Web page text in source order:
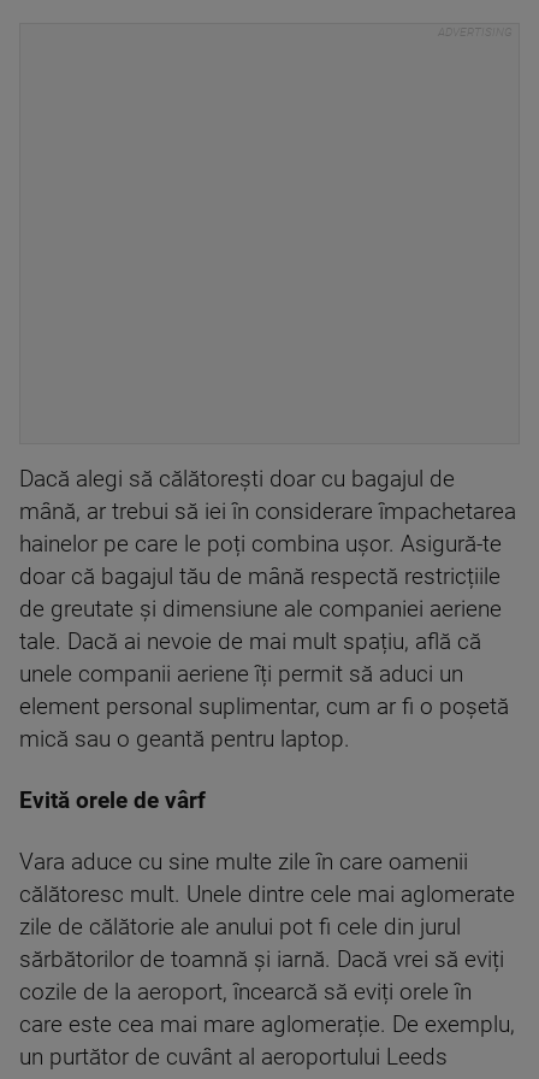
Dacă alegi să călătorești doar cu bagajul de
mână, ar trebui să iei în considerare împachetarea
hainelor pe care le poți combina ușor. Asigură-te
doar că bagajul tău de mână respectă restricțiile
de greutate și dimensiune ale companiei aeriene
tale. Dacă ai nevoie de mai mult spațiu, află că
unele companii aeriene îți permit să aduci un
element personal suplimentar, cum ar fi o poșetă
mică sau o geantă pentru laptop.
Evită orele de vârf
Vara aduce cu sine multe zile în care oamenii
călătoresc mult. Unele dintre cele mai aglomerate
zile de călătorie ale anului pot fi cele din jurul
sărbătorilor de toamnă și iarnă. Dacă vrei să eviți
cozile de la aeroport, încearcă să eviți orele în
care este cea mai mare aglomerație. De exemplu,
un purtător de cuvânt al aeroportului Leeds